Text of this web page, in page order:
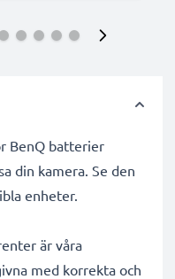
BenQ batterier
din kamera. Se den
enheter.
är våra
med korrekta och